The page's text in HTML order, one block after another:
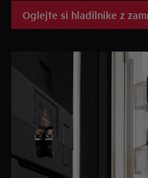
najmanjšimi nihanji, tako se
kakovost svežih živil pa se
sveži in živih barv kot na